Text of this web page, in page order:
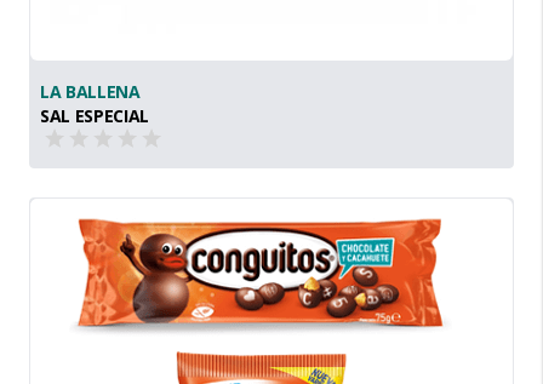
LA BALLENA
SAL ESPECIAL